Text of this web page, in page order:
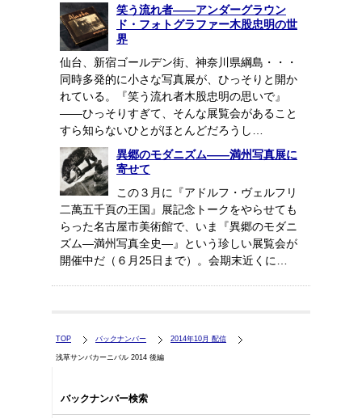
笑う流れ者――アンダーグラウン
ド・フォトグラファー木股忠明の世
界
仙台、新宿ゴールデン街、神奈川県綱島・・・
同時多発的に小さな写真展が、ひっそりと開か
れている。『笑う流れ者木股忠明の思いで』
――ひっそりすぎて、そんな展覧会があること
すら知らないひとがほとんどだろうし…
異郷のモダニズム――満州写真展に
寄せて
この３月に『アドルフ・ヴェルフリ
二萬五千頁の王国』展記念トークをやらせても
らった名古屋市美術館で、いま『異郷のモダニ
ズム―満州写真全史―』という珍しい展覧会が
開催中だ（６月25日まで）。会期末近くに…
TOP バックナンバー 2014年10月 配信
浅草サンバカーニバル 2014 後編
バックナンバー検索